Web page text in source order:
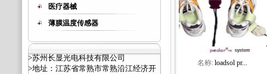
医疗器械
薄膜温度传感器
>苏州长显光电科技有限公司
>地址：江苏省常熟市常熟沿江经济开
名称:loadsol pr...